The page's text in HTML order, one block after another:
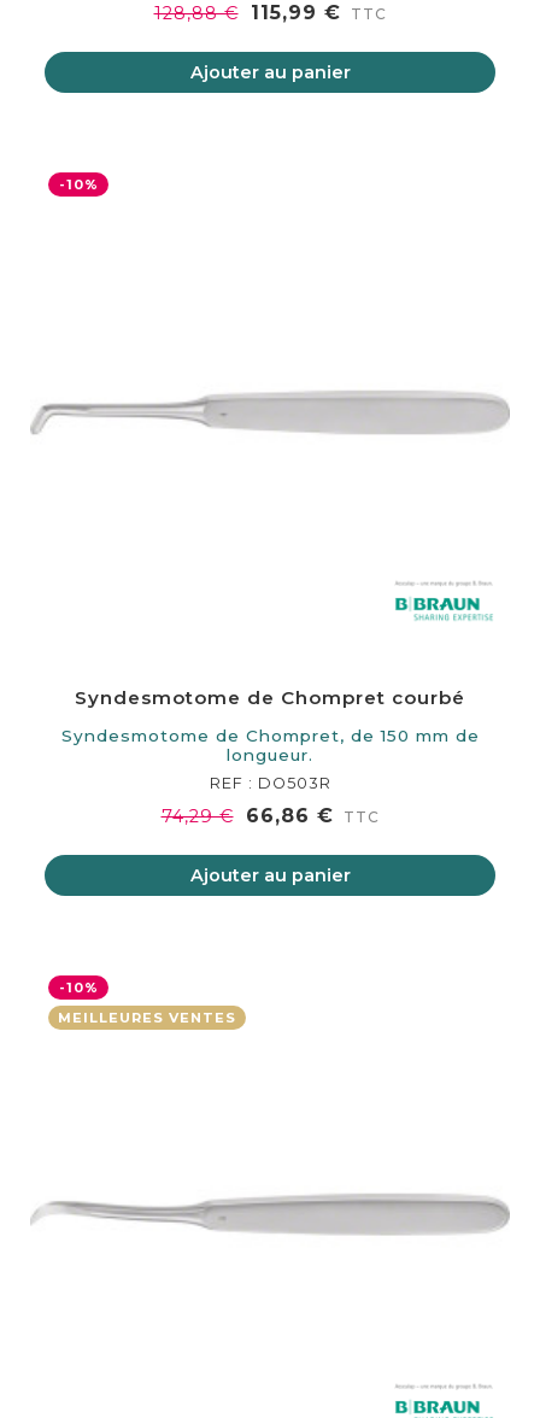
128,88 € 115,99 € TTC
Ajouter au panier
-10%
Syndesmotome de Chompret courbé
Syndesmotome de Chompret, de 150 mm de
longueur.
REF : DO503R
74,29 € 66,86 € TTC
Ajouter au panier
-10%
MEILLEURES VENTES